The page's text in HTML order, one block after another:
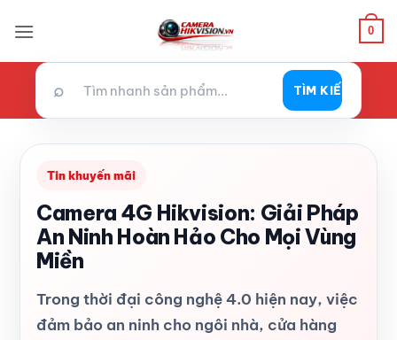
qua
0
⌕ TÌM KIẾM
Tin khuyến mãi
Camera 4G Hikvision: Giải Pháp
An Ninh Hoàn Hảo Cho Mọi Vùng
Miền
Trong thời đại công nghệ 4.0 hiện nay, việc
đảm bảo an ninh cho ngôi nhà, cửa hàng